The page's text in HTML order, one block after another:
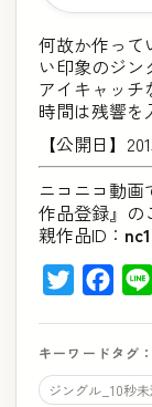
何故か作って
い印象のジン
アイキャッチ
時間は残響を
【公開日】
ニコニコ動
作品登録』の
親作品ID：
Twitter
キーワードタグ：
ジングル_10秒未